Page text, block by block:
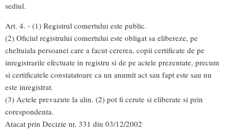
sediul.
Art. 4. - (1) Registrul comertului este public.
(2) Oficiul registrului comertului este obligat sa elibereze, pe
cheltuiala persoanei care a facut cererea, copii certificate de pe
inregistrarile efectuate in registru si de pe actele prezentate, precum
si certificatele constatatoare ca un anumit act sau fapt este sau nu
este inregistrat.
(3) Actele prevazute la alin. (2) pot fi cerute si eliberate si prin
corespondenta.
Atacat prin Decizie nr. 331 din 03/12/2002